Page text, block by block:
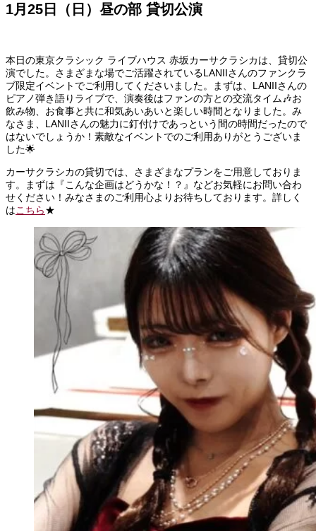
1月25日（日）昼の部 貸切公演
本日の東京クラシック ライブハウス 赤坂カーサクラシカは、貸切公
演でした。さまざまな場でご活躍されているLANIIさんのファンクラ
ブ限定イベントでご利用してくださいました。まずは、LANIIさんの
ピアノ弾き語りライブで、演奏後はファンの方との交流タイム🎶お
飲み物、お食事と共に和気あいあいと楽しい時間となりました。み
なさま、LANIIさんの魅力に釘付けであっという間の時間だったので
はないでしょうか！素敵なイベントでのご利用ありがとうございま
した🌟
カーサクラシカの貸切では、さまざまなプランをご用意しておりま
す。まずは『こんな企画はどうかな！？』などお気軽にお問い合わ
せください！みなさまのご利用心よりお待ちしております。詳しく
はこちら★